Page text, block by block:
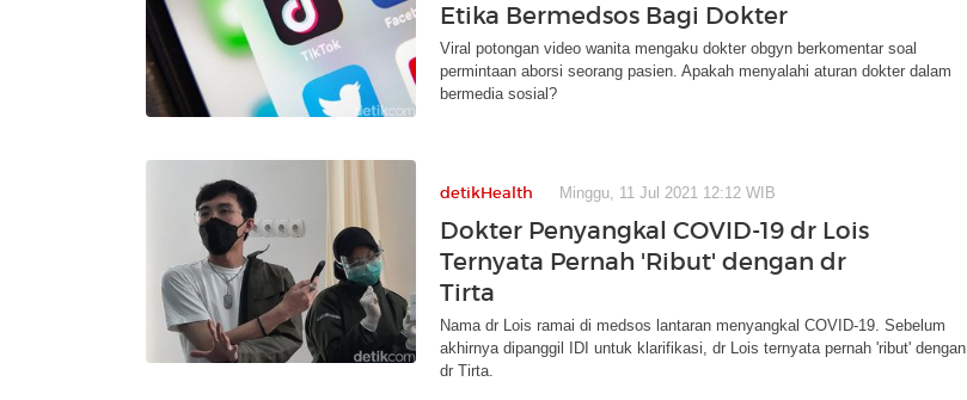
Etika Bermedsos Bagi Dokter
Viral potongan video wanita mengaku dokter obgyn berkomentar soal
permintaan aborsi seorang pasien. Apakah menyalahi aturan dokter dalam
bermedia sosial?
detikHealth Minggu, 11 Jul 2021 12:12 WIB
Dokter Penyangkal COVID-19 dr Lois
Ternyata Pernah 'Ribut' dengan dr
Tirta
Nama dr Lois ramai di medsos lantaran menyangkal COVID-19. Sebelum
akhirnya dipanggil IDI untuk klarifikasi, dr Lois ternyata pernah 'ribut' dengan
dr Tirta.